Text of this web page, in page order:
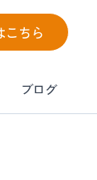
こちら
ブログ